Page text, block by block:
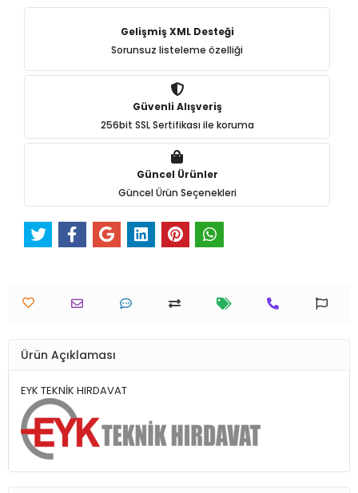
Gelişmiş XML Desteği
Sorunsuz listeleme özelliği
Güvenli Alışveriş
256bit SSL Sertifikası ile koruma
Güncel Ürünler
Güncel Ürün Seçenekleri
Ürün Açıklaması
EYK TEKNİK HIRDAVAT